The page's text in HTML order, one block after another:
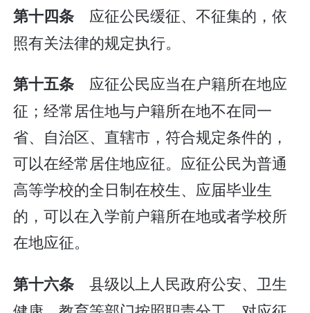
第十四条 应征公民缓征、不征集的，依
照有关法律的规定执行。
第十五条 应征公民应当在户籍所在地应
征；经常居住地与户籍所在地不在同一
省、自治区、直辖市，符合规定条件的，
可以在经常居住地应征。应征公民为普通
高等学校的全日制在校生、应届毕业生
的，可以在入学前户籍所在地或者学校所
在地应征。
第十六条 县级以上人民政府公安、卫生